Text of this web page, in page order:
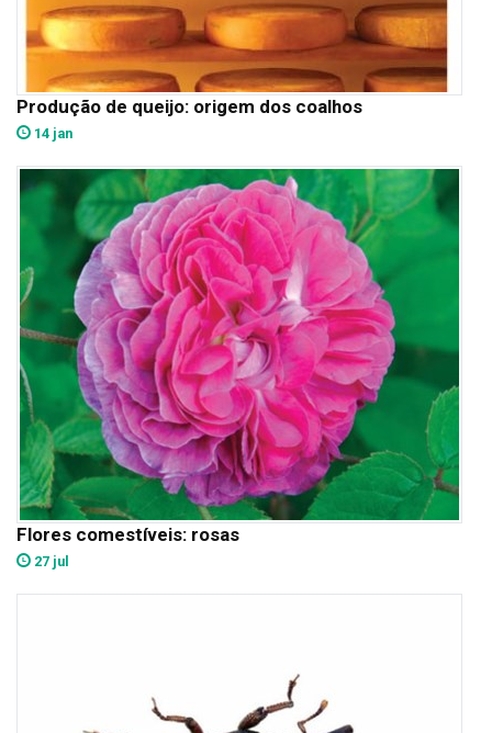
Produção de queijo: origem dos coalhos
14 jan
Flores comestíveis: rosas
27 jul